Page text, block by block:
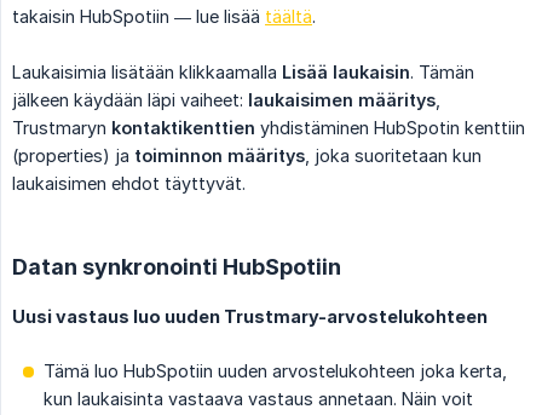
takaisin HubSpotiin — lue lisää täältä.
Laukaisimia lisätään klikkaamalla Lisää laukaisin. Tämän
jälkeen käydään läpi vaiheet: laukaisimen määritys
Trustmaryn kontaktikenttien yhdistäminen HubSpotin kenttiin
(properties) ja toiminnon määritys , joka suoritetaan kun
laukaisimen ehdot täyttyvät.
Datan synkronointi HubSpotiin
Uusi vastaus luo uuden Trustmary-arvostelukohteen
Tämä luo HubSpotiin uuden arvostelukohteen joka kerta,
kun laukaisinta vastaava vastaus annetaan. Näin voit